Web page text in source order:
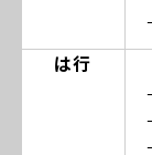
は行